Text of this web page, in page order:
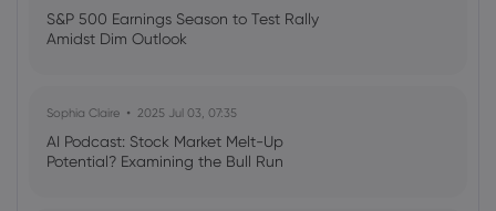
S&P 500 Earnings Season to Test Rally
Amidst Dim Outlook
Sophia Claire 2025 Jul 03, 07:35
AI Podcast: Stock Market Melt-Up
Potential? Examining the Bull Run